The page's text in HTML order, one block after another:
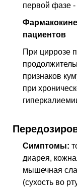
первой фазе -
пациентов
При циррозе
признаков
при
Симптомы:
диарея,
мышечная
(сухость во